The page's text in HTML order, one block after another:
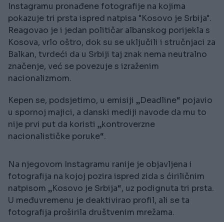
Instagramu pronađene fotografije na kojima
pokazuje tri prsta ispred natpisa "Kosovo je Srbija".
Reagovao je i jedan političar albanskog porijekla s
Kosova, vrlo oštro, dok su se uključili i stručnjaci za
Balkan, tvrdeći da u Srbiji taj znak nema neutralno
značenje, već se povezuje s izraženim
nacionalizmom.
Kepen se, podsjetimo, u emisiji „Deadline“ pojavio
u spornoj majici, a danski mediji navode da mu to
nije prvi put da koristi „kontroverzne
nacionalističke poruke“.
Na njegovom Instagramu ranije je objavljena i
fotografija na kojoj pozira ispred zida s ćiriličnim
natpisom „Kosovo je Srbija“, uz podignuta tri prsta.
U međuvremenu je deaktivirao profil, ali se ta
fotografija proširila društvenim mrežama.